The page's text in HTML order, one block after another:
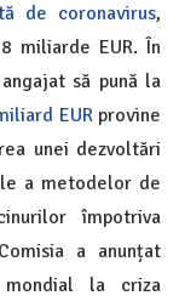
de coronavirus,
miliarde EUR. În
să pună la
EURprovine
unei dezvoltări
a metodelor de
împotriva
a anunțat
mondial la criza